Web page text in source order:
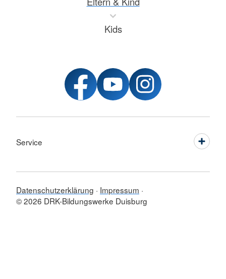
Kids
Service
Datenschutzerklärung
Impressum
© 2026 DRK-Bildungswerke Duisburg